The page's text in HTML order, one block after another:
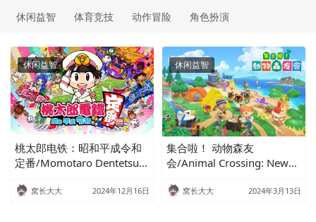
休闲益智
体育竞技 动作冒险 角色扮演
休闲益智
桃太郎电铁：昭和平成令和
定番/Momotaro Dentetsu
Teiban (铁路大亨，日本争
窝长大大 2024年12月16日
休闲益智
集合啦！ 动物森友
会/Animal Crossing: New
窝长大大 2024年3月13日